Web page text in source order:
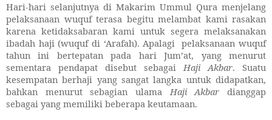
Hari-hari selanjutnya di Makarim Ummul Qura menjelang
pelaksanaan wuquf terasa begitu melambat kami rasakan
karena ketidaksabaran kami untuk segera melaksanakan
ibadah haji (wuquf di ‘Arafah). Apalagi pelaksanaan wuquf
tahun ini bertepatan pada hari Jum’at, yang menurut
sementara pendapat disebut sebagaiHaji Akbar. Suatu
kesempatan berhaji yang sangat langka untuk didapatkan,
bahkan menurut sebagian ulamaHaji Akbar dianggap
sebagai yang memiliki beberapa keutamaan.